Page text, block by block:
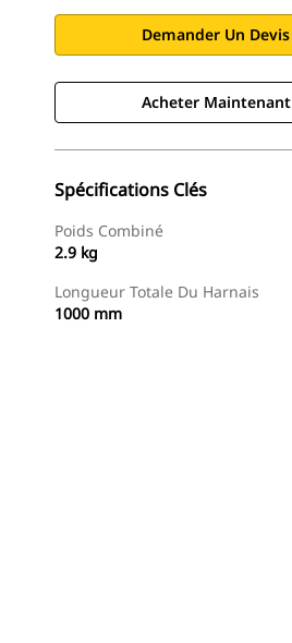
Demander Un Devis
Acheter Maintenant
Spécifications Clés
Poids Combiné
2.9 kg
Longueur Totale Du Harnais
1000 mm